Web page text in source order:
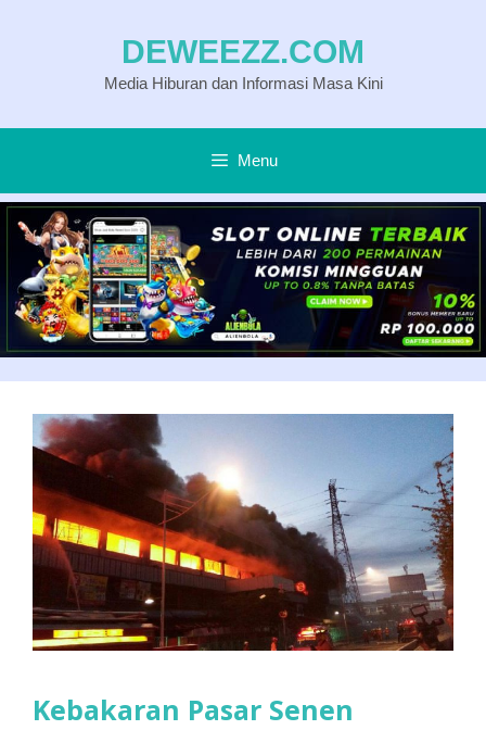
DEWEEZZ.COM
Media Hiburan dan Informasi Masa Kini
Menu
Kebakaran Pasar Senen